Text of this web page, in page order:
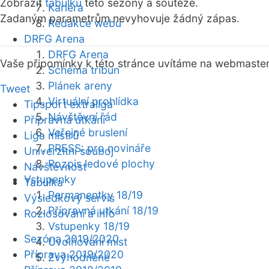
Kariéra
Redakce webu
DRFG Arena
DRFG Arena
Schéma tribun
Plánek areny
Virtuální prohlídka
Návštěvní řád
Veřejné bruslení
PRESS: pro novináře
Rozpis ledové plochy
Vstupenky
Permanentky 18/19
Přípravná utkání 18/19
Vstupenky 18/19
Uvolňování míst
Zvýhodněné
Zobrazit tabulku této sezóny a soutěže.
Zadaným parametrům nevyhovuje žádný zápas.
Vaše připomínky k této stránce uvítáme na webmaster
Tweet
Tipsport extraliga
Přípravná utkání
Liga mistrů
Univerzitní souboj
Návštěvnost
Tabulka
Výsledkový servis
Rozlosování a info
Sezóna 2019/2020
Příprava 2019/2020